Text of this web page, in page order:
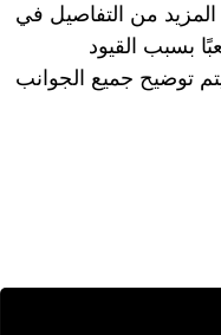
من التفاصيل في
بسبب القيود
توضيح جميع الجوانب